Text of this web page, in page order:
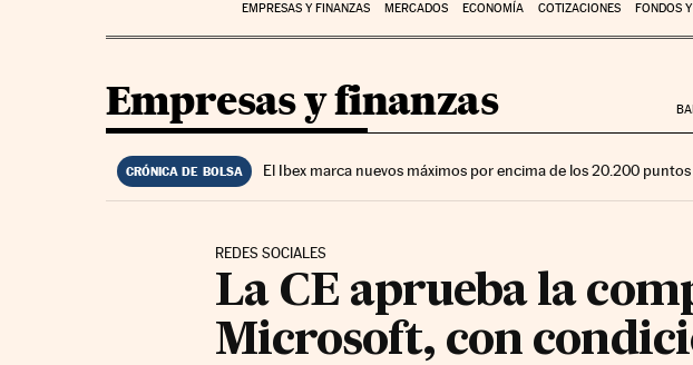
EMPRESAS Y FINANZAS MERCADOS ECONOMÍA COTIZACIONES FONDOS
Empresas y finanzas
CRÓNICA DE BOLSA El Ibex marca nuevos máximos por encima de los 20.200 puntos
REDES SOCIALES
La CE aprueba la
Microsoft, con